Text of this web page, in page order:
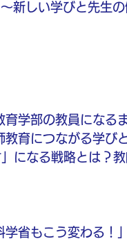
新しい学びと先生
学部の教員になる
育につながる学び
になる戦略とは？
学省もこう変わる！